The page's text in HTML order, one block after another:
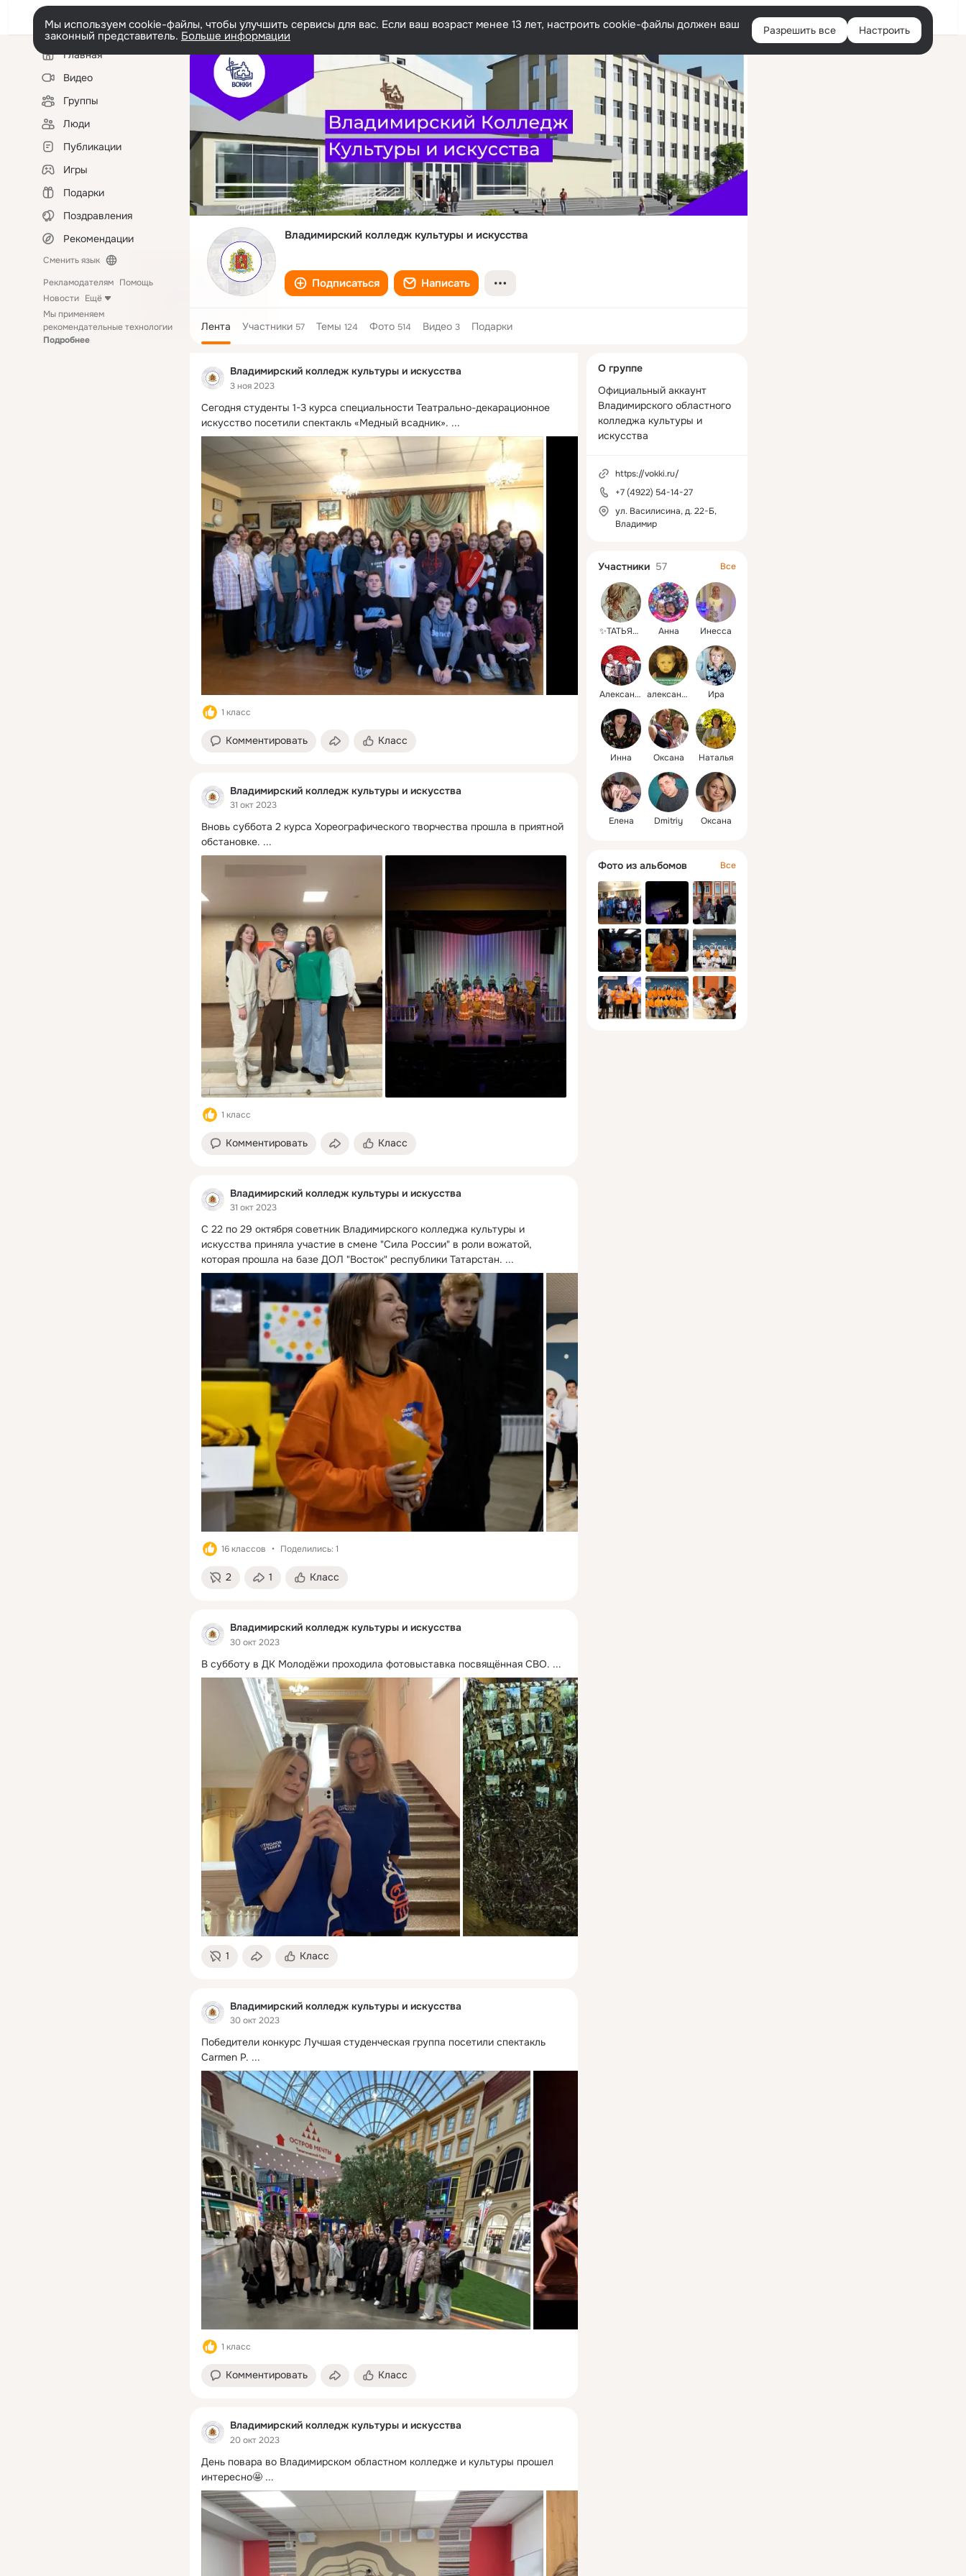
Войти
Мы используем cookie-файлы, чтобы улучшить сервисы для вас. Если ваш возраст менее 13 лет, настроить cookie-файлы должен ваш
законный представитель. Больше информации Разрешить все Настроить
Левая
колонкаГлавная
Видео
Группы
Люди
Публикации
Игры
Подарки
Поздравления
Рекомендации
Сменить язык
Рекламодателям Помощь
Новости Ещё
Мы применяем
рекомендательные технологии
Подробнее
Владимирский колледж культуры и искусства
Подписаться Написать
Лента Участники 57 Темы 124 Фото 514 Видео 3 Подарки
Владимирский колледж культуры и искусства
3 ноя 2023
Сегодня студенты 1-3 курса специальности Театрально-декарационное
искусство посетили спектакль «Медный всадник». ...
1 класс
Комментировать Класс
Владимирский колледж культуры и искусства
31 окт 2023
Вновь суббота 2 курса Хореографического творчества прошла в приятной
обстановке. ...
1 класс
Комментировать Класс
Владимирский колледж культуры и искусства
31 окт 2023
С 22 по 29 октября советник Владимирского колледжа культуры и
искусства приняла участие в смене "Сила России" в роли вожатой,
которая прошла на базе ДОЛ "Восток" республики Татарстан. ...
16 классов Поделились: 1
2 1 Класс
Владимирский колледж культуры и искусства
30 окт 2023
В субботу в ДК Молодёжи проходила фотовыставка посвящённая СВО. ...
1 Класс
Владимирский колледж культуры и искусства
30 окт 2023
Победители конкурс Лучшая студенческая группа посетили спектакль
Carmen P. ...
1 класс
Комментировать Класс
Владимирский колледж культуры и искусства
20 окт 2023
День повара во Владимирском областном колледже и культуры прошел
интересно🤩 ...
колонка
О группе
Официальный аккаунт
Владимирского областного
колледжа культуры и
искусства
https://vokki.ru/
+7 (4922) 54-14-27
ул. Василисина, д. 22-Б,
Владимир
Участники 57 Все
✨️ТАТЬЯНА Анна Инесса
Александр александр Ира
Инна Оксана Наталья
Елена Dmitriy Оксана
Фото из альбомов Все